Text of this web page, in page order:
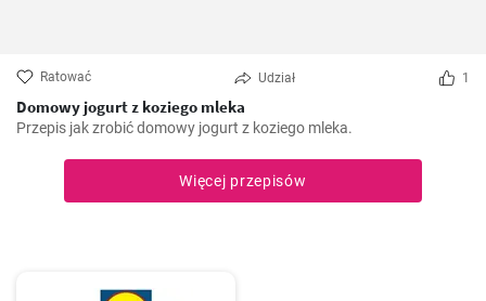
Ratować Udział 1
Domowy jogurt z koziego mleka
Przepis jak zrobić domowy jogurt z koziego mleka.
Więcej przepisów